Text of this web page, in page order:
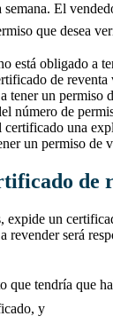
El
que desea
está obligado a
de
tener un permiso
número de
una
un permiso de
de
expide un
revender será
que tendría que
y